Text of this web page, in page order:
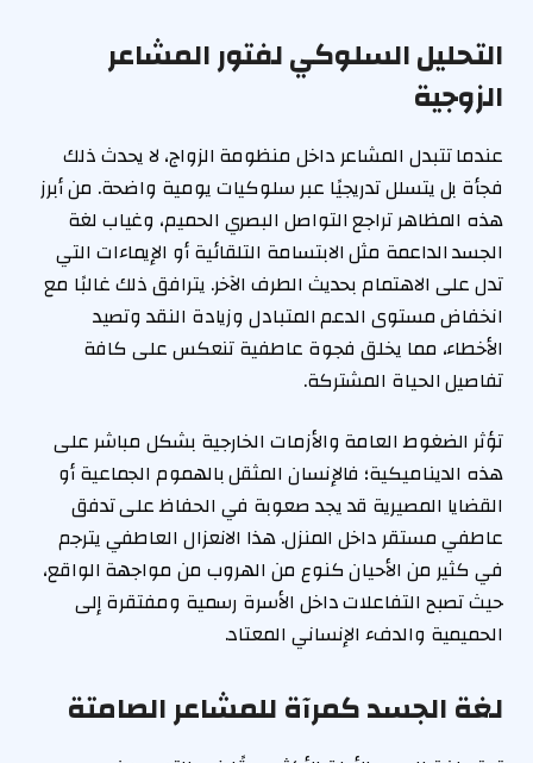
التحليل السلوكي لفتور المشاعر
الزوجية
عندما تتبدل المشاعر داخل منظومة الزواج، لا يحدث ذلك
فجأة بل يتسلل تدريجيًا عبر سلوكيات يومية واضحة. من أبرز
هذه المظاهر تراجع التواصل البصري الحميم، وغياب لغة
الجسد الداعمة مثل الابتسامة التلقائية أو الإيماءات التي
تدل على الاهتمام بحديث الطرف الآخر. يترافق ذلك غالبًا مع
انخفاض مستوى الدعم المتبادل وزيادة النقد وتصيد
الأخطاء، مما يخلق فجوة عاطفية تنعكس على كافة
تفاصيل الحياة المشتركة.
تؤثر الضغوط العامة والأزمات الخارجية بشكل مباشر على
هذه الديناميكية؛ فالإنسان المثقل بالهموم الجماعية أو
القضايا المصيرية قد يجد صعوبة في الحفاظ على تدفق
عاطفي مستقر داخل المنزل. هذا الانعزال العاطفي يترجم
في كثير من الأحيان كنوع من الهروب من مواجهة الواقع،
حيث تصبح التفاعلات داخل الأسرة رسمية ومفتقرة إلى
الحميمية والدفء الإنساني المعتاد.
لغة الجسد كمرآة للمشاعر الصامتة